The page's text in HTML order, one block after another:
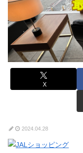
X
2024.04.28